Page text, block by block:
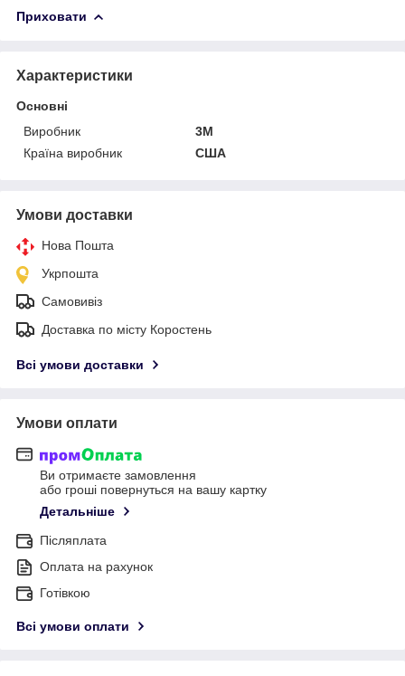
Приховати
Характеристики
Основні
Виробник
3М
Країна виробник
США
Умови доставки
Нова Пошта
Укрпошта
Самовивіз
Доставка по місту Коростень
Всі умови доставки
Умови оплати
Ви отримаєте замовлення
або гроші повернуться на вашу картку
Детальніше
Післяплата
Оплата на рахунок
Готівкою
Всі умови оплати